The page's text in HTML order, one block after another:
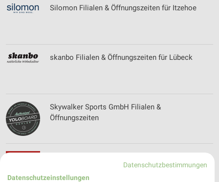
Silomon Filialen & Öffnungszeiten für Itzehoe
skanbo Filialen & Öffnungszeiten für Lübeck
Skywalker Sports GmbH Filialen &
Öffnungszeiten
Datenschutzbestimmungen
Datenschutzeinstellungen